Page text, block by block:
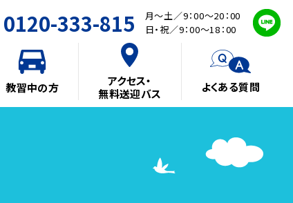
教習中の方
アクセス・
無料送迎バス
よくある質問
0120-333-815
月～土／9：00～20：00
日・祝／9：00～18：00